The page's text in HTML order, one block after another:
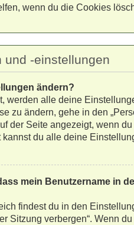
wenn du die Cookies
und -einstellungen
ändern?
werden alle deine
zu ändern, gehe in den
der Seite angezeigt, wenn
kannst du alle deine
mein Benutzername in
findest du in den
Sitzung verbergen“. Wenn